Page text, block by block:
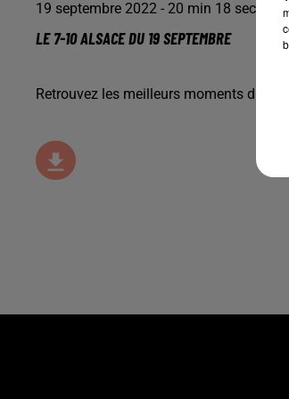
19 septembre 2022 - 20 min 18 sec
LE 7-10 ALSACE DU 19 SEPTEMBRE
Retrouvez les meilleurs moments du 7-